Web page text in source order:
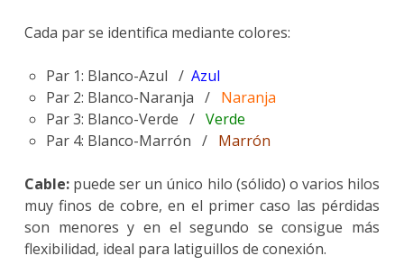
Cada par se identifica mediante colores:
Par 1: Blanco-Azul / Azul
Par 2: Blanco-Naranja / Naranja
Par 3: Blanco-Verde / Verde
Par 4: Blanco-Marrón / Marrón
Cable:puede ser un único hilo (sólido) o varios hilos
muy finos de cobre, en el primer caso las pérdidas
son menores y en el segundo se consigue más
flexibilidad, ideal para latiguillos de conexión.